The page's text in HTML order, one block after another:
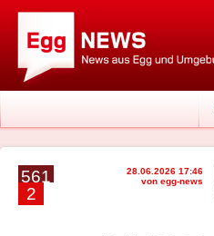
561
2
28.06.2026 17:46
von egg-news